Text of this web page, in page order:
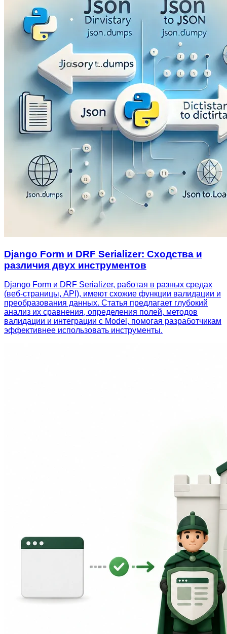
Django Form и DRF Serializer: Сходства и
различия двух инструментов
Django Form и DRF Serializer, работая в разных средах
(веб-страницы, API), имеют схожие функции валидации и
преобразования данных. Статья предлагает глубокий
анализ их сравнения, определения полей, методов
валидации и интеграции с Model, помогая разработчикам
эффективнее использовать инструменты.